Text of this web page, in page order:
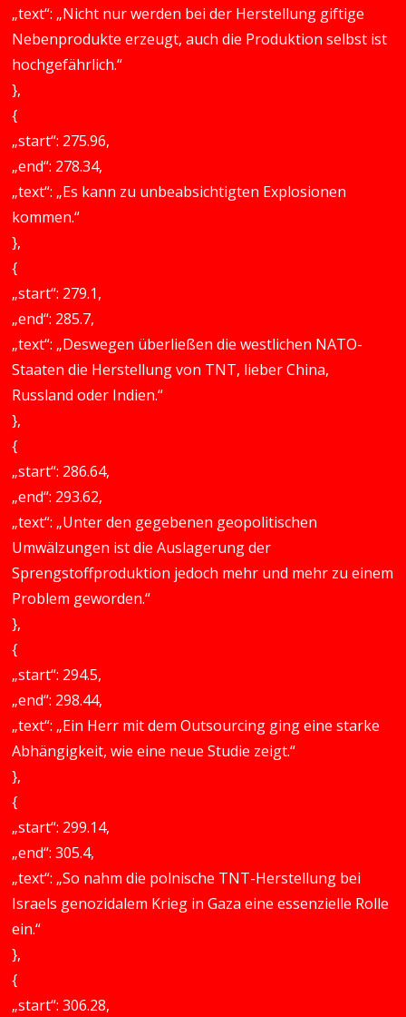
„text“: „Nicht nur werden bei der Herstellung giftige
Nebenprodukte erzeugt, auch die Produktion selbst ist
hochgefährlich.“
},
{
„start“: 275.96,
„end“: 278.34,
„text“: „Es kann zu unbeabsichtigten Explosionen
kommen.“
},
{
„start“: 279.1,
„end“: 285.7,
„text“: „Deswegen überließen die westlichen NATO-
Staaten die Herstellung von TNT, lieber China,
Russland oder Indien.“
},
{
„start“: 286.64,
„end“: 293.62,
„text“: „Unter den gegebenen geopolitischen
Umwälzungen ist die Auslagerung der
Sprengstoffproduktion jedoch mehr und mehr zu einem
Problem geworden.“
},
{
„start“: 294.5,
„end“: 298.44,
„text“: „Ein Herr mit dem Outsourcing ging eine starke
Abhängigkeit, wie eine neue Studie zeigt.“
},
{
„start“: 299.14,
„end“: 305.4,
„text“: „So nahm die polnische TNT-Herstellung bei
Israels genozidalem Krieg in Gaza eine essenzielle Rolle
ein.“
},
{
„start“: 306.28,